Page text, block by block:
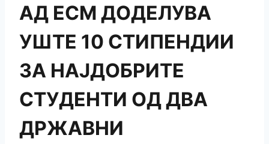
АД ЕСМ ДОДЕЛУВА
УШТЕ 10 СТИПЕНДИИ
ЗА НАЈДОБРИТЕ
СТУДЕНТИ ОД ДВА
ДРЖАВНИ